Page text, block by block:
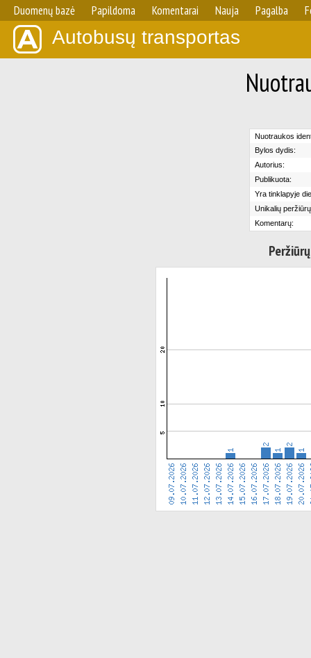
Duomenų bazė Papildoma Komentarai Nauja Pagalba
Autobusų transportas
Nuotraukos
Bylos dydis:
Autorius:
Publikuota:
Yra tinklapyje
Unikalių
Komentarų: